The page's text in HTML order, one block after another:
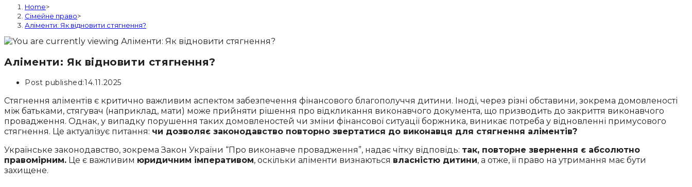
Home>
Сімейне право>
Аліменти: Як відновити стягнення?
Аліменти: Як відновити стягнення?
Post published:14.11.2025
Стягнення аліментів є критично важливим аспектом забезпечення фінансового благополуччя дитини. Іноді, через різні обставини, зокрема домовленості
між батьками, стягувач (наприклад, мати) може прийняти рішення про відкликання виконавчого документа, що призводить до закриття виконавчого
провадження. Однак, у випадку порушення таких домовленостей чи зміни фінансової ситуації боржника, виникає потреба у відновленні примусового
стягнення. Це актуалізує питання: чи дозволяє законодавство повторно звертатися до виконавця для стягнення аліментів?
Українське законодавство, зокрема Закон України “Про виконавче провадження”, надає чітку відповідь: так, повторне звернення є абсолютно
правомірним. Це є важливим юридичним імперативом, оскільки аліменти визнаються власністю дитини, а отже, її право на утримання має бути
захищене.